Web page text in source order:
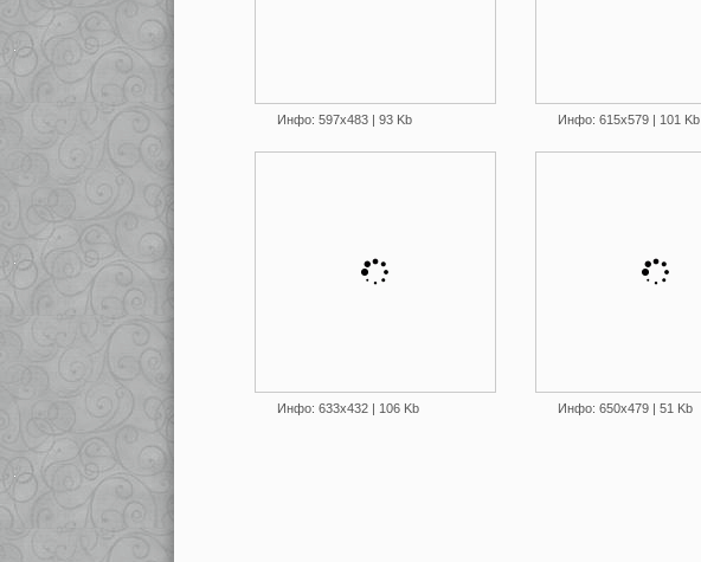
Инфо: 597х483 | 93 Kb Инфо: 615х579 | 101 Kb
Инфо: 633х432 | 106 Kb Инфо: 650х479 | 51 Kb